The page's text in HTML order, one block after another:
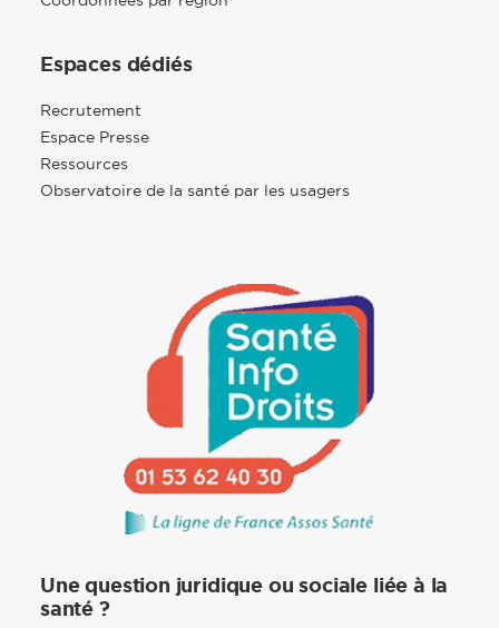
Espaces dédiés
Recrutement
Espace Presse
Ressources
Observatoire de la santé par les usagers
Une question juridique ou sociale liée à la
santé ?